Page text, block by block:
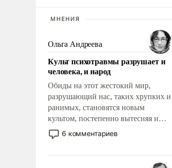
МНЕНИЯ
Ольга Андреева
Культ психотравмы разрушает и
человека, и народ
Обиды на этот жестокий мир,
разрушающий нас, таких хрупких и
ранимых, становятся новым
культом, постепенно вытесняя и
отменяя традиционное требование к
человеку – быть мужественным и
на себя ответственность, помогать
6 комментариев